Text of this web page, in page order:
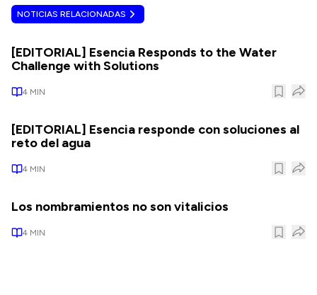
NOTICIAS RELACIONADAS
[EDITORIAL] Esencia Responds to the Water
Challenge with Solutions
4 MIN
[EDITORIAL] Esencia responde con soluciones al
reto del agua
4 MIN
Los nombramientos no son vitalicios
4 MIN